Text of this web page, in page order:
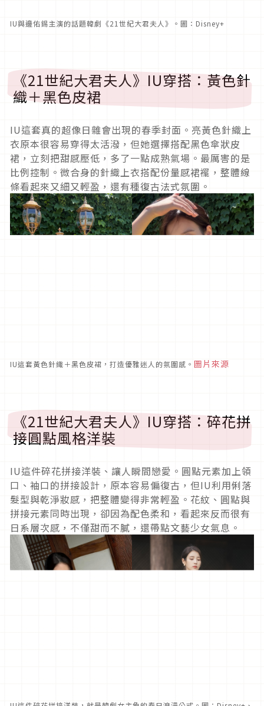
IU與邊佑錫主演的話題韓劇《21世紀大君夫人》。圖：Disney+
《21世紀大君夫人》IU穿搭：黃色針
織＋黑色皮裙
IU這套真的超像日雜會出現的春季封面。亮黃色針織上
衣原本很容易穿得太活潑，但她選擇搭配黑色傘狀皮
裙，立刻把甜感壓低，多了一點成熟氣場。最厲害的是
比例控制。微合身的針織上衣搭配份量感裙襬，整體線
條看起來又細又輕盈，還有種復古法式氛圍。
IU這套黃色針織＋黑色皮裙，打造優雅迷人的氛圍感。 圖片來源
《21世紀大君夫人》IU穿搭：碎花拼
接圓點風格洋裝
IU這件碎花拼接洋裝、讓人瞬間戀愛。圓點元素加上領
口、袖口的拼接設計，原本容易偏復古，但IU利用俐落
髮型與乾淨妝感，把整體變得非常輕盈。花紋、圓點與
拼接元素同時出現，卻因為配色柔和，看起來反而很有
日系層次感，不僅甜而不膩，還帶點文藝少女氣息。